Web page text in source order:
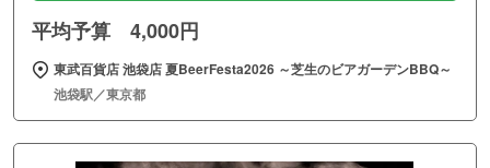
平均予算 4,000円
東武百貨店 池袋店 夏BeerFesta2026 ～芝生のビアガーデンBBQ～
池袋駅／東京都